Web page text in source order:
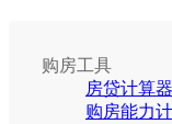
购房工具
房贷计算器
购房能力